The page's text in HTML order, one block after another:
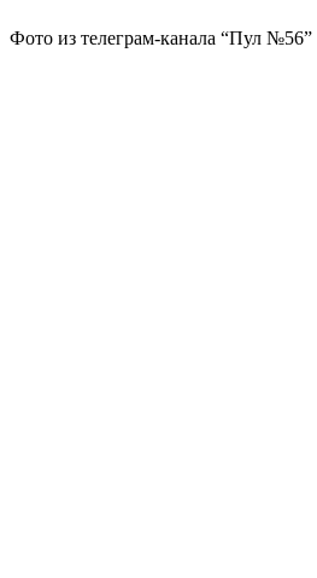
Фото из телеграм-канала “Пул №56”